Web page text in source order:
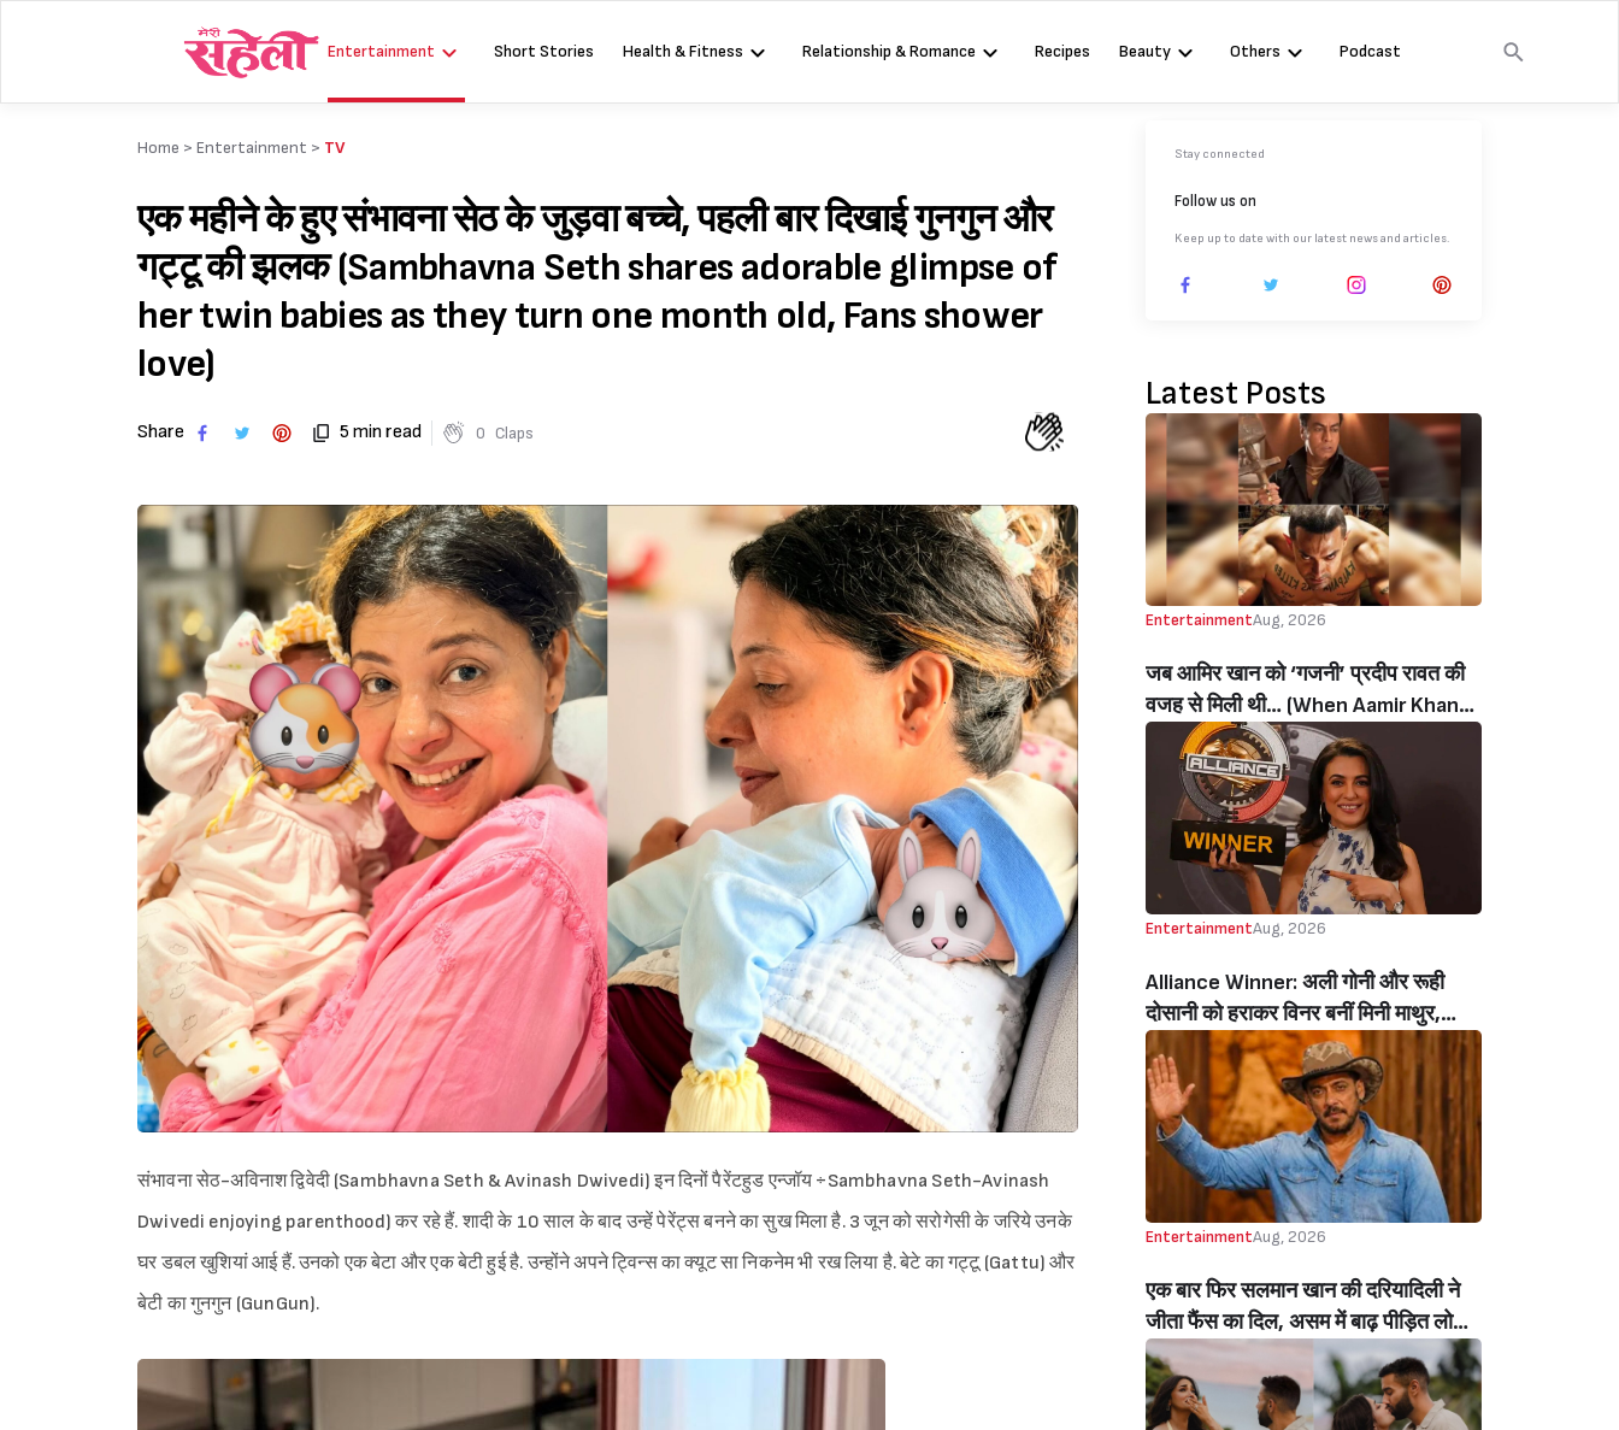
Entertainment Short Stories Health & Fitness Relationship & Romance Recipes Beauty Others Podcast
Home > Entertainment > TV
एक महीने के हुए संभावना सेठ के जुड़वा बच्चे, पहली बार दिखाई गुनगुन और
गट्टू की झलक (Sambhavna Seth shares adorable glimpse of
her twin babies as they turn one month old, Fans shower
love)
Share 5 min read 0 Claps
संभावना सेठ-अविनाश द्विवेदी (Sambhavna Seth & Avinash Dwivedi) इन दिनों पैरेंटहुड एन्जॉय ÷Sambhavna Seth-Avinash
Dwivedi enjoying parenthood) कर रहे हैं. शादी के 10 साल के बाद उन्हें पेरेंट्स बनने का सुख मिला है. 3 जून को सरोगेसी के जरिये उनके
घर डबल खुशियां आई हैं. उनको एक बेटा और एक बेटी हुई है. उन्होंने अपने ट्विन्स का क्यूट सा निकनेम भी रख लिया है. बेटे का गट्टू (Gattu) और
बेटी का गुनगुन (GunGun).
Stay connected
Follow us on
Keep up to date with our latest news and articles.
Latest Posts
EntertainmentAug, 2026
जब आमिर खान को ‘गजनी’ प्रदीप रावत की
वजह से मिली थी… (When Aamir Khan
Got ‘Ghajini’ Because Of Pradeep
Rawat)
EntertainmentAug, 2026
Alliance Winner: अली गोनी और रूही
दोसानी को हराकर विनर बनीं मिनी माथुर,
इनाम में मिले 50 लाख रुपये और चमचमाती ही
ट्रॉफी (Mini Mathur Lifts Trophy
Beats Aly Goni And Ruhee Dosani)
EntertainmentAug, 2026
एक बार फिर सलमान खान की दरियादिली ने
जीता फैंस का दिल, असम में बाढ़ पीड़ित लोगों
की मदद के लिए सलमान ने मिलाया NGO से
हाथ, बेघर लोगों के लिए बनवाएंगे 500 घर
(Salman Khan In Collaboration With